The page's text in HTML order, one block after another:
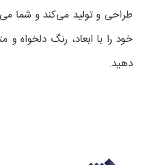
طراحی و تولید می‌کند و شما
خود را با ابعاد، رنگ دلخواه
دهید.